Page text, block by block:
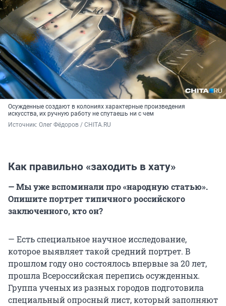
Осужденные создают в колониях характерные произведения
искусства, их ручную работу не спутаешь ни с чем
Источник: Олег Фёдоров / CHITA.RU
Как правильно «заходить в хату»
— Мы уже вспоминали про «народную статью».
Опишите портрет типичного российского
заключенного, кто он?
— Есть специальное научное исследование,
которое выявляет такой средний портрет. В
прошлом году оно состоялось впервые за 20 лет,
прошла Всероссийская перепись осужденных.
Группа ученых из разных городов подготовила
специальный опросный лист, который заполняют